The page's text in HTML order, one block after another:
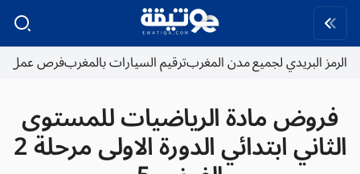
الرمز البريدي لجميع مدن المغربترقيم السيارات بالمغربفرص عمل
فروض مادة الرياضيات للمستوى
الثاني ابتدائي الدورة الاولى مرحلة 2